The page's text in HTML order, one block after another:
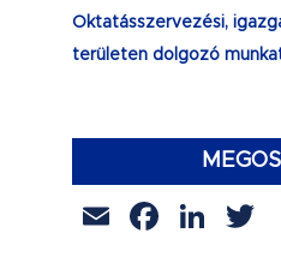
Oktatásszervezési,
területen dolgozó
Email